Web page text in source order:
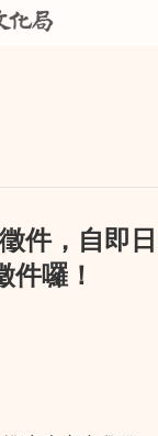
件，自即日
件囉！